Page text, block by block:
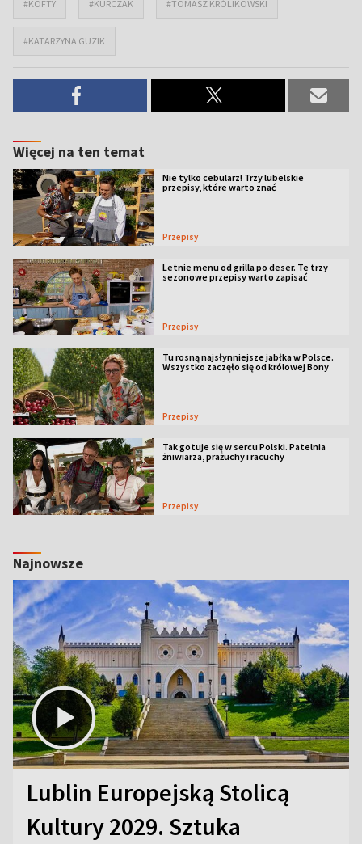
#KOFTY #KURCZAK #TOMASZ KRÓLIKOWSKI
#KATARZYNA GUZIK
Więcej na ten temat
Nie tylko cebularz! Trzy lubelskie
przepisy, które warto znać
Przepisy
Letnie menu od grilla po deser. Te trzy
sezonowe przepisy warto zapisać
Przepisy
Tu rosną najsłynniejsze jabłka w Polsce.
Wszystko zaczęło się od królowej Bony
Przepisy
Tak gotuje się w sercu Polski. Patelnia
żniwiarza, prażuchy i racuchy
Przepisy
Najnowsze
Lublin Europejską Stolicą
Kultury 2029. Sztuka